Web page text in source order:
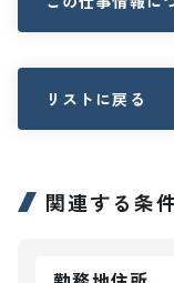
リストに戻る
関連する条